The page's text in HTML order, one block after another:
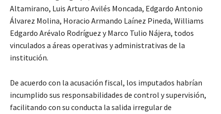
Altamirano, Luis Arturo Avilés Moncada, Edgardo Antonio
Álvarez Molina, Horacio Armando Laínez Pineda, Williams
Edgardo Arévalo Rodríguez y Marco Tulio Nájera, todos
vinculados a áreas operativas y administrativas de la
institución.
De acuerdo con la acusación fiscal, los imputados habrían
incumplido sus responsabilidades de control y supervisión,
facilitando con su conducta la salida irregular de